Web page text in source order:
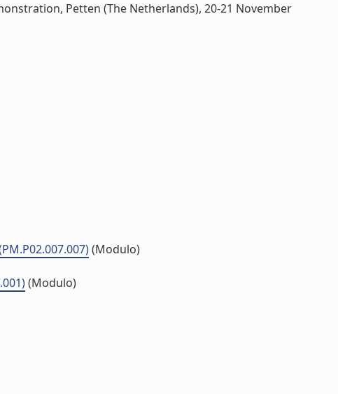
Petten (The Netherlands), 20-21 November
(Modulo)
(Modulo)